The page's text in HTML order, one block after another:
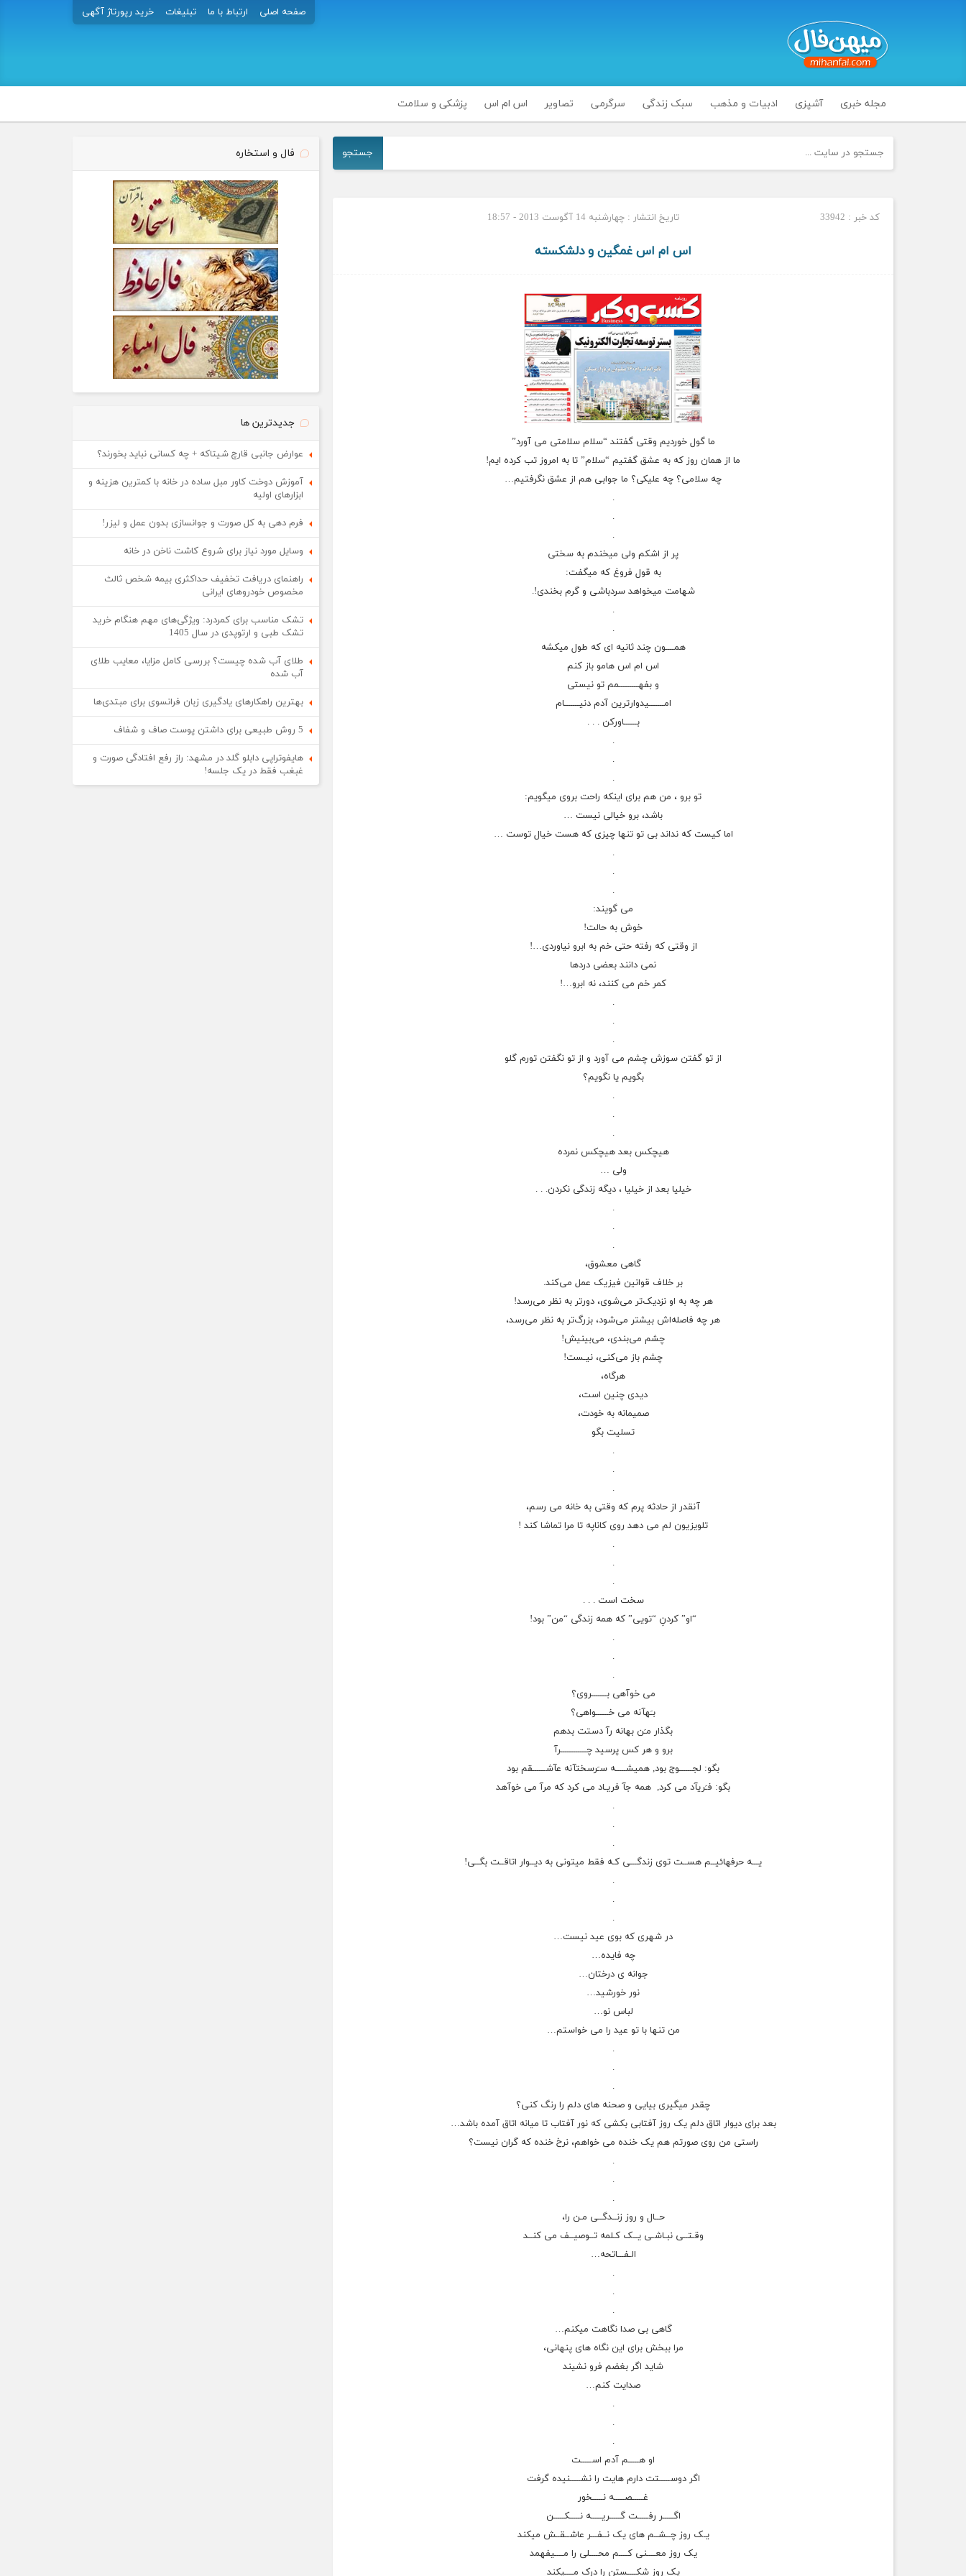
صفحه اصلی ارتباط با ما تبلیغات خرید رپورتاژ آگهی
مجله خبری آشپزی ادبیات و مذهب سبک زندگی سرگرمی تصاویر اس ام اس پزشکی و سلامت
جستجو
کد خبر : 33942 تاریخ انتشار : چهارشنبه 14 آگوست 2013 - 18:57
اس ام اس غمگین و دلشکسته
ما گول خوردیم وقتی گفتند “سلام سلامتی می آورد”
ما از همان روز که به عشق گفتیم “سلام” تا به امروز تب کرده ایم!
چه سلامی؟ چه علیکی؟ ما جوابی هم از عشق نگرفتیم…
.
.
.
پر از اشکم ولی میخندم به سختی
به قول فروغ که میگفت:
شهامت میخواهد سردباشی و گرم بخندی!.
.
.
ﻫﻤــــﻮﻥ ‫‏ﭼﻨﺪ‬ ﺛﺎﻧﯿﻪ ﺍﯼ ﮐﻪ ﻃﻮﻝ ﻣﯿﮑﺸﻪ
ﺍﺱ ﺍﻡ ﺍﺱ ﻫﺎﻣﻮ ﺑﺎﺯ ﮐﻨﻢ
ﻭ ﺑﻔﻬـــــــــﻤﻢ ﺗﻮ ﻧﯿﺴﺘﯽ
ﺍﻣـــــــﯿﺪﻭﺍﺭﺗﺮﯾﻦ ﺁﺩﻡ ﺩﻧﯿـــــــﺎﻡ
ﺑــــــﺎﻭﺭﮐﻦ . . .
.
.
.
تو برو ، من هم برای اینکه راحت بروی میگویم:
باشد، برو خیالی نیست …
اما کیست که نداند بی تو تنها چیزی که هست خیال توست …
.
.
.
می گویند:
خوش به حالت!
از وقتی که رفته حتی خم به ابرو نیاوردی…!
نمی دانند بعضی دردها
کمر خم می کنند، نه ابرو…!
.
.
.
از تو گفتن سوزش چشم می آورد و از تو نگفتن تورم گلو
بگویم یا نگویم؟
.
.
.
هیچکس بعد هیچکس نمرده
ولی …
خیلیا بعد از خیلیا ، دیگه زندگی نکردن. . .
.
.
.
ﮔﺎﻫﯽ ﻣﻌﺸﻮﻕ،
ﺑﺮ ﺧﻼﻑ ﻗﻮﺍﻧﯿﻦ ﻓﯿﺰﯾﮏ ﻋﻤﻞ ﻣﯽﮐﻨﺪ.
ﻫﺮ ﭼﻪ ﺑﻪ ﺍﻭ ﻧﺰﺩﯾﮏﺗﺮ ﻣﯽﺷﻮﯼ، ﺩﻭﺭﺗﺮ ﺑﻪ ﻧﻈﺮ ﻣﯽﺭﺳﺪ!
ﻫﺮ ﭼﻪ ﻓﺎﺻﻠﻪﺍﺵ ﺑﯿﺸﺘﺮ ﻣﯽﺷﻮﺩ، ﺑﺰﺭﮒﺗﺮ ﺑﻪ ﻧﻈﺮ ﻣﯽﺭﺳﺪ،
ﭼﺸﻢ ﻣﯽﺑﻨﺪﯼ، ﻣﯽﺑﯿﻨﯿﺶ!
ﭼﺸﻢ ﺑﺎﺯ ﻣﯽﮐﻨﯽ، ﻧﯿـﺴﺖ!
ﻫﺮﮔﺎﻩ،
ﺩﯾﺪﯼ ﭼﻨﯿﻦ ﺍﺳﺖ،
ﺻﻤﯿﻤﺎﻧﻪ ﺑﻪ ﺧﻮﺩﺕ،
ﺗﺴﻠﯿﺖ ﺑﮕﻮ
.
.
.
آنقدر از حادثه پرم که وقتی به خانه می رسم،
تلویزیون لم می دهد روی کاناپه تا مرا تماشا کند !
.
.
.
سخت است . . .
“او” کردنِ “تویى” که همه زندگى “من” بود!
.
.
.
می خوآهی بـــــــروی؟
بـَهآنه می خــــــواهی؟
بگذار مـَن بهانه رآ دستت بدهم
برو و هر کس پرسید چــــــــــــرآ
بگو: لجــــــوج بود, همیشـــــه سـَرسختآنه عآشــــــقم بود
بگو: فـَریآد می کرد, همه جآ فریـاد می کرد که مرآ می خوآهد
.
.
.
یـــه حرفهائیــم هســت توی زندگـــی کـه فقط میتونی به دیــوار اتاقــت بگــی!
.
.
.
در شهری که بوی عید نیست…
چه فایده…
جوانه ی درختان…
نور خورشید…
لباس نو…
من تنها با تو عید را می خواستم…
.
.
.
ﭼﻘﺪﺭ ﻣﻴﮕﻴﺮی ﺑﻴﺎیی ﻭ ﺻﺤﻨﻪ ﻫﺎی ﺩﻟﻢ ﺭﺍ ﺭﻧﮓ کنی؟
ﺑﻌﺪ ﺑﺮﺍی ﺩﻳﻮﺍﺭ ﺍﺗﺎﻕ ﺩﻟﻢ یک ﺭﻭﺯﺁﻓﺘﺎبیبکشی ﻛﻪ ﻧﻮﺭ ﺁﻓﺘﺎﺏ ﺗﺎ ﻣﻴﺎﻧﻪ ﺍﺗﺎﻕ ﺁﻣﺪﻩ ﺑﺎﺷﺪ…
راستی ﻣﻦ ﺭﻭی ﺻﻮﺭﺗﻢ ﻫﻢ یک ﺧﻨﺪﻩ می ﺧﻮﺍﻫﻢ، ﻧﺮﺥ ﺧﻨﺪﻩ ﻛﻪ ﮔﺮﺍﻥ ﻧﻴﺴﺖ؟
.
.
.
حــال و روز زنــدگــی مـن را،
وقـتــی نبـاشـی یــک کـلمه تــوصیــف می کنــد
الـفـــاتحه…
.
.
.
گاهی بی صدا نگاهت میکنم…
مرا ببخش برای این نگاه های پنهانی،
شاید اگر بغضم فرو نشیند
صدایت کنم…
.
.
.
او هـــــم آدم اســـــت
اگر دوســـــتت دارم هایت را نشـــــنیده گرفت
غـــــصـــــه نـــــخور
اگـــــر رفـــــت گـــــریـــــه نـــــکـــــن
یـک روز چــشــم های یک نــفـــر عاشــقــش میکند
یک روز معــــنی کــــم محــــلی را مــــیفهمد
یک روز شکــــستن را درک مــــیکند
فال و استخاره
جدیدترین ها
عوارض جانبی قارچ شیتاکه + چه کسانی نباید بخورند؟
آموزش دوخت کاور مبل ساده در خانه با کمترین هزینه و
ابزارهای اولیه
فرم دهی به کل صورت و جوانسازی بدون عمل و لیزر!
وسایل مورد نیاز برای شروع کاشت ناخن در خانه
راهنمای دریافت تخفیف حداکثری بیمه شخص ثالث
مخصوص خودروهای ایرانی
تشک مناسب برای کمردرد: ویژگی‌های مهم هنگام خرید
تشک طبی و ارتوپدی در سال 1405
طلای آب شده چیست؟ بررسی کامل مزایا، معایب طلای
آب شده
بهترین راهکارهای یادگیری زبان فرانسوی برای مبتدی‌ها
5 روش طبیعی برای داشتن پوست صاف و شفاف
هایفوتراپی دابلو گلد در مشهد: راز رفع افتادگی صورت و
غبغب فقط در یک جلسه!